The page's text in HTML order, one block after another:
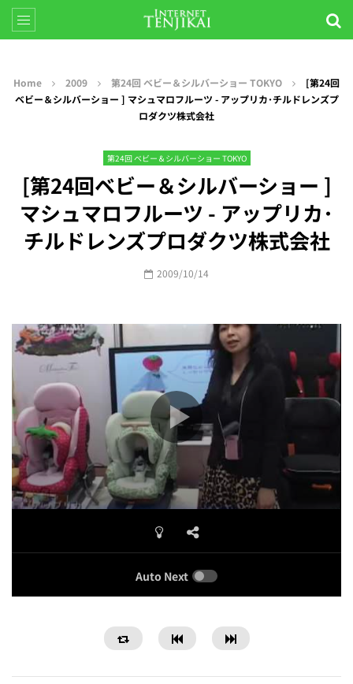
Home 2009 第24回 ベビー＆シルバーショー TOKYO
[第24回
ベビー＆シルバーショー ] マシュマロフルーツ - アップリカ･チルドレンズプ
ロダクツ株式会社
第24回 ベビー＆シルバーショー TOKYO
[第24回ベビー＆シルバーショー ]
マシュマロフルーツ - アップリカ･
チルドレンズプロダクツ株式会社
2009/10/14
Auto Next